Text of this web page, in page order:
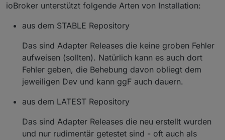
ioBroker unterstützt folgende Arten von Installation:
aus dem STABLE Repository
Das sind Adapter Releases die keine groben Fehler
aufweisen (sollten). Natürlich kann es auch dort
Fehler geben, die Behebung davon obliegt dem
jeweiligen Dev und kann ggF auch dauern.
aus dem LATEST Repository
Das sind Adapter Releases die neu erstellt wurden
und nur rudimentär getestet sind - oft auch als